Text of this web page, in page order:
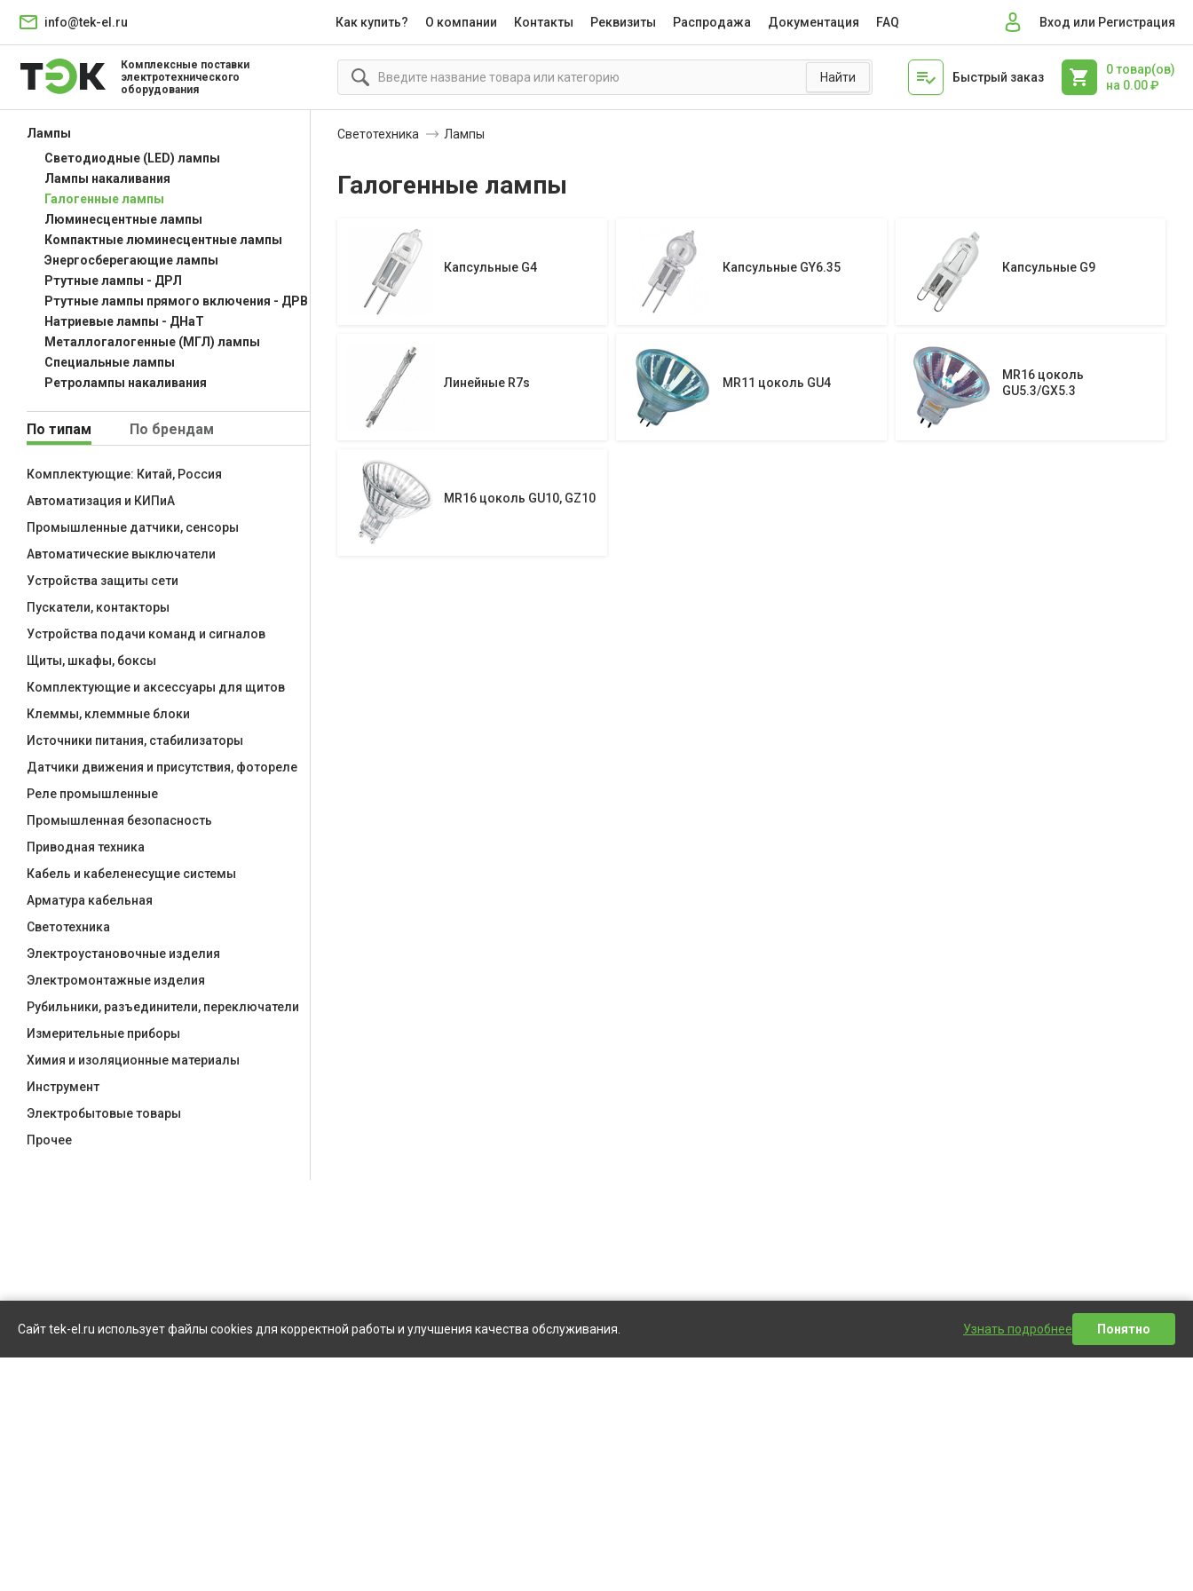
info@tek-el.ru Как купить? О компании Контакты Реквизиты Распродажа Документация FAQ Вход или Регистрация
Комплексные поставки
электротехнического
оборудования
Быстрый заказ
0товар(ов)
на 0.00₽
Светотехника Лампы
Галогенные лампы
Капсульные G4 Капсульные GY6.35 Капсульные G9
Линейные R7s MR11 цоколь GU4
MR16 цоколь
GU5.3/GX5.3
MR16 цоколь GU10, GZ10
Лампы
Светодиодные (LED) лампы
Лампы накаливания
Галогенные лампы
Люминесцентные лампы
Компактные люминесцентные лампы
Энергосберегающие лампы
Ртутные лампы - ДРЛ
Ртутные лампы прямого включения - ДРВ
Натриевые лампы - ДНаТ
Металлогалогенные (МГЛ) лампы
Специальные лампы
Ретролампы накаливания
По типам По брендам
Комплектующие: Китай, Россия
Автоматизация и КИПиА
Промышленные датчики, сенсоры
Автоматические выключатели
Устройства защиты сети
Пускатели, контакторы
Устройства подачи команд и сигналов
Щиты, шкафы, боксы
Комплектующие и аксессуары для щитов
Клеммы, клеммные блоки
Источники питания, стабилизаторы
Датчики движения и присутствия, фотореле
Реле промышленные
Промышленная безопасность
Приводная техника
Кабель и кабеленесущие системы
Арматура кабельная
Светотехника
Электроустановочные изделия
Электромонтажные изделия
Рубильники, разъединители, переключатели
Измерительные приборы
Химия и изоляционные материалы
Инструмент
Электробытовые товары
Прочее
Написать сообщение
Сайт tek-el.ru использует файлы cookies для корректной работы и улучшения качества обслуживания. Узнать подробнее Понятно